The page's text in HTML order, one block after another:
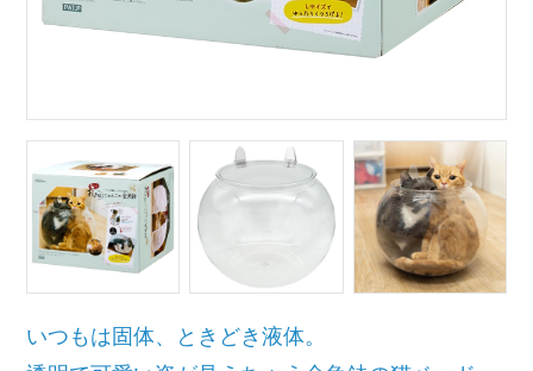
いつもは固体、ときどき液体。